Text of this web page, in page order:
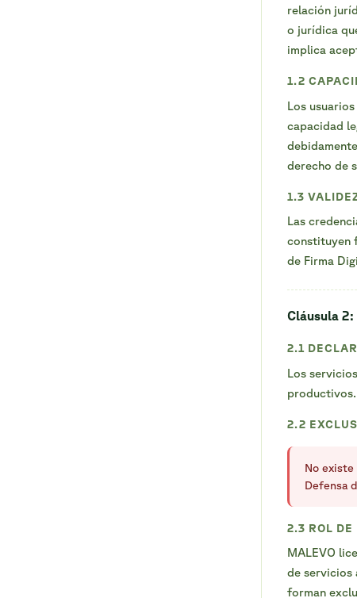
relación
o jurídica
implica
1.2
Los
capacidad
derecho de
1.3
Las
constituyen
de Firma
Cláusula
2.1
Los
2.2
No existe
Defensa
2.3 ROL DE
MALEVO
de servicios
forman